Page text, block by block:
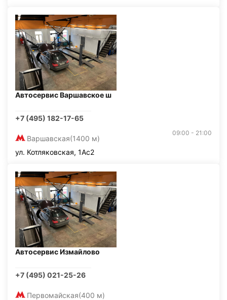
Автосервис Варшавское ш
+7 (495) 182-17-65
Варшавская(1400 м)
09:00 - 21:00
ул. Котляковская, 1Ас2
Автосервис Измайлово
+7 (495) 021-25-26
Первомайская(400 м)